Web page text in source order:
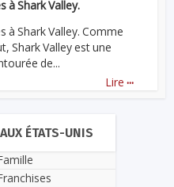
à Shark Valley.
à Shark Valley. Comme
Shark Valley est une
de...
Lire ...
ÉTATS-UNIS